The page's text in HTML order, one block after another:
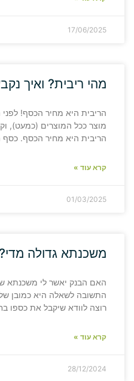
17/06/2025
מהי ריבית? ואיך
הריבית היא מחיר הכסף!
מוצר ככל המוצרים (כמעט),
הריבית היא מחיר הכסף. כסף
קרא עוד »
01/03/2025
משכנתא גדולה מדי?
האם הבנק יאשר לי משכנתא
התשובה לשאלה היא כמובן
רוצה לוודא שיקבל את כספו
קרא עוד »
28/12/2024